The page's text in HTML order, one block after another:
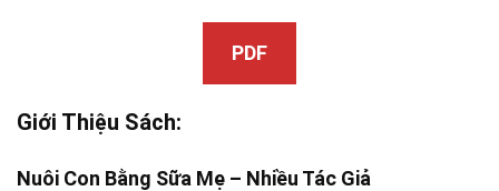
PDF
Giới Thiệu Sách:
Nuôi Con Bằng Sữa Mẹ – Nhiều Tác Giả